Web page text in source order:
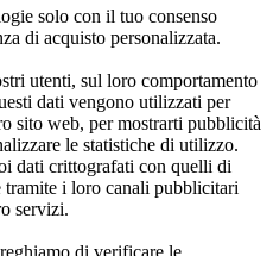
solo con il tuo consenso
di acquisto personalizzata.
utenti, sul loro comportamento
dati vengono utilizzati per
sito web, per mostrarti pubblicità
le statistiche di utilizzo.
dati crittografati con quelli di
i loro canali pubblicitari
servizi.
di verificare le